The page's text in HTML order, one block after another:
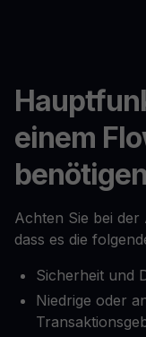
einem
benötigen
Achten Sie bei
dass es die
Sicherheit und
Niedrige oder